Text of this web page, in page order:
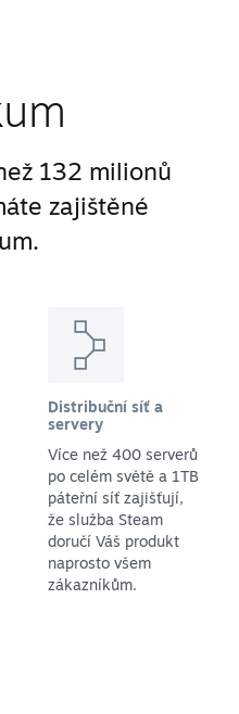
132 milionů
zajištěné
Distribuční síť a
servery
Více než 400 serverů
po celém světě a 1TB
páteřní síť zajišťují,
že služba Steam
doručí Váš produkt
naprosto všem
zákazníkům.